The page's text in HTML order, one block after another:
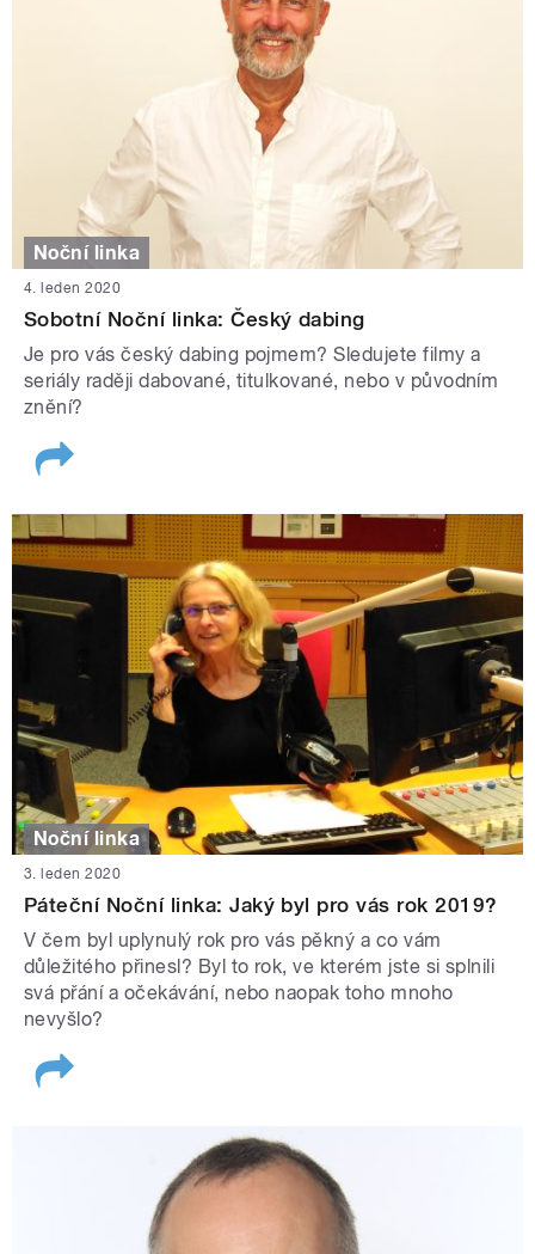
Noční linka
4. leden 2020
Sobotní Noční linka: Český dabing
Je pro vás český dabing pojmem? Sledujete filmy a
seriály raději dabované, titulkované, nebo v původním
znění?
Noční linka
3. leden 2020
Páteční Noční linka: Jaký byl pro vás rok 2019?
V čem byl uplynulý rok pro vás pěkný a co vám
důležitého přinesl? Byl to rok, ve kterém jste si splnili
svá přání a očekávání, nebo naopak toho mnoho
nevyšlo?